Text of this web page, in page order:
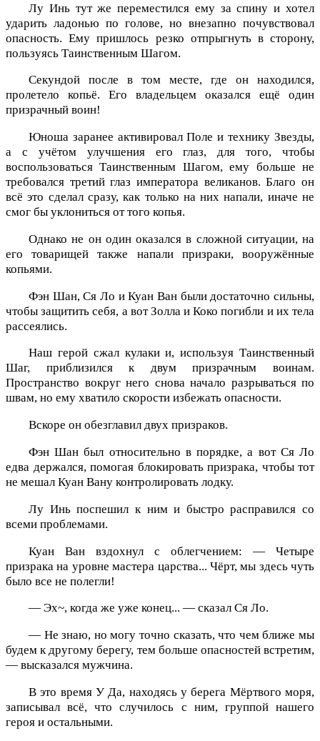
Лу Инь тут же переместился ему за спину и хотел
ударить ладонью по голове, но внезапно почувствовал
опасность. Ему пришлось резко отпрыгнуть в сторону,
пользуясь Таинственным Шагом.
Секундой после в том месте, где он находился,
пролетело копьё. Его владельцем оказался ещё один
призрачный воин!
Юноша заранее активировал Поле и технику Звезды,
а с учётом улучшения его глаз, для того, чтобы
воспользоваться Таинственным Шагом, ему больше не
требовался третий глаз императора великанов. Благо он
всё это сделал сразу, как только на них напали, иначе не
смог бы уклониться от того копья.
Однако не он один оказался в сложной ситуации, на
его товарищей также напали призраки, вооружённые
копьями.
Фэн Шан, Ся Ло и Куан Ван были достаточно сильны,
чтобы защитить себя, а вот Золла и Коко погибли и их тела
рассеялись.
Наш герой сжал кулаки и, используя Таинственный
Шаг, приблизился к двум призрачным воинам.
Пространство вокруг него снова начало разрываться по
швам, но ему хватило скорости избежать опасности.
Вскоре он обезглавил двух призраков.
Фэн Шан был относительно в порядке, а вот Ся Ло
едва держался, помогая блокировать призрака, чтобы тот
не мешал Куан Вану контролировать лодку.
Лу Инь поспешил к ним и быстро расправился со
всеми проблемами.
Куан Ван вздохнул с облегчением: — Четыре
призрака на уровне мастера царства... Чёрт, мы здесь чуть
было все не полегли!
— Эх~, когда же уже конец... — сказал Ся Ло.
— Не знаю, но могу точно сказать, что чем ближе мы
будем к другому берегу, тем больше опасностей встретим,
— высказался мужчина.
В это время У Да, находясь у берега Мёртвого моря,
записывал всё, что случилось с ним, группой нашего
героя и остальными.